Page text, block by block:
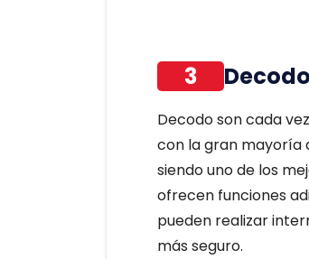
3 Decodo
Decodo son cada
con la gran mayoría
siendo uno de los
ofrecen funciones
pueden realizar
más seguro.